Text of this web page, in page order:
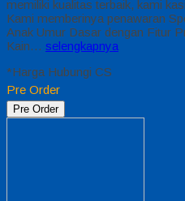
memiliki kualitas terbaik, kami
Kami memberinya penawaran
Anak Umur Dasar dengan Fitur
Kain… selengkapnya
*Harga Hubungi CS
Pre Order
Pre Order